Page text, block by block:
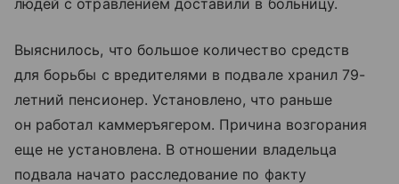
Выяснилось, что большое количество средств
для борьбы с вредителями в подвале хранил 79-
летний пенсионер. Установлено, что раньше
он работал каммеръягером. Причина возгорания
еще не установлена. В отношении владельца
подвала начато расследование по факту